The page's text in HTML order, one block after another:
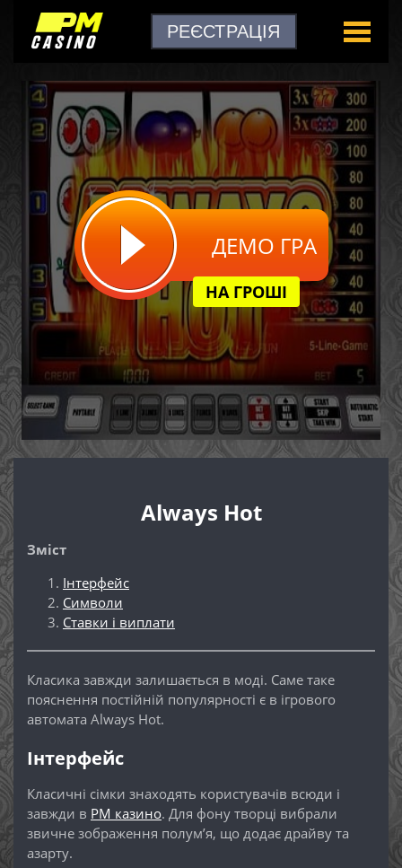
РЕЄСТРАЦІЯ
ДЕМО ГРА
НА ГРОШІ
Always Hot
Зміст
Інтерфейс
Символи
Ставки і виплати
Класика завжди залишається в моді. Саме таке
пояснення постійній популярності є в ігрового
автомата Always Hot.
Інтерфейс
Класичні сімки знаходять користувачів всюди і
завжди в PM казино. Для фону творці вибрали
звичне зображення полум’я, що додає драйву та
азарту.